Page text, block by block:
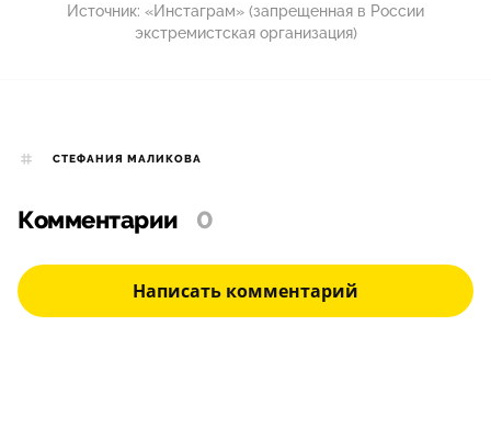
Источник: «Инстаграм» (запрещенная в России
экстремистская организация)
СТЕФАНИЯ МАЛИКОВА
Комментарии 0
Написать комментарий